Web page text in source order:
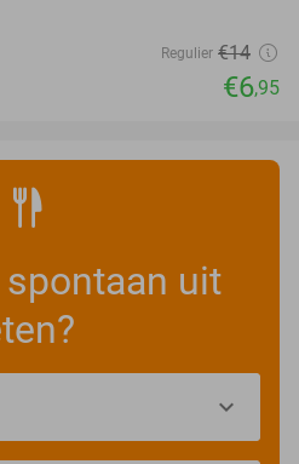
Regulier €14
€6,95
uit